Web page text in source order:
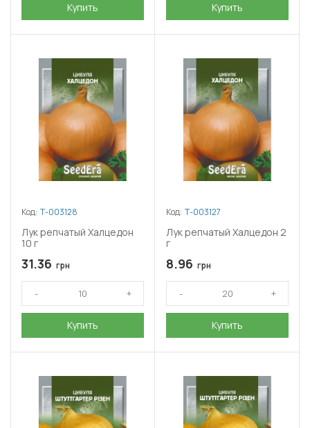
Купить Купить
Код: Т-003128
Лук репчатый Халцедон
10 г
31.36 грн
Купить
Код: Т-003127
Лук репчатый Халцедон 2
г
8.96 грн
Купить